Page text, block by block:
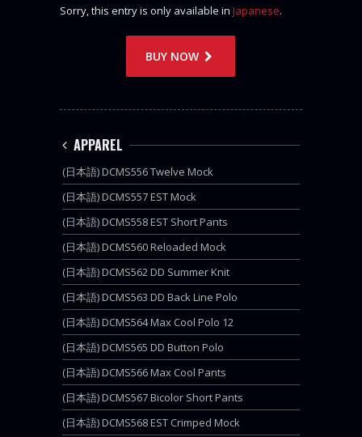
Sorry, this entry is only available in Japanese.
BUY NOW
APPAREL
(日本語) DCMS556 Twelve Mock
(日本語) DCMS557 EST Mock
(日本語) DCMS558 EST Short Pants
(日本語) DCMS560 Reloaded Mock
(日本語) DCMS562 DD Summer Knit
(日本語) DCMS563 DD Back Line Polo
(日本語) DCMS564 Max Cool Polo 12
(日本語) DCMS565 DD Button Polo
(日本語) DCMS566 Max Cool Pants
(日本語) DCMS567 Bicolor Short Pants
(日本語) DCMS568 EST Crimped Mock